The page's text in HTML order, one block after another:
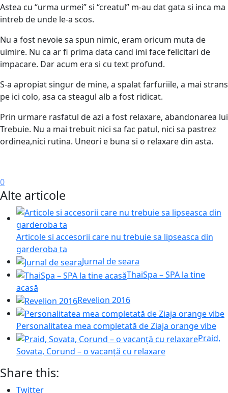
Astea cu “urma urmei” si “creatul” m-au dat gata si inca ma
intreb de unde le-a scos.
Nu a fost nevoie sa spun nimic, eram oricum muta de
uimire. Nu ca ar fi prima data cand imi face felicitari de
impacare. Dar acum era si cu text profund.
S-a apropiat singur de mine, a spalat farfuriile, a mai strans
pe ici colo, asa ca steagul alb a fost ridicat.
Prin urmare rasfatul de azi a fost relaxare, abandonarea lui
Trebuie. Nu a mai trebuit nici sa fac patul, nici sa pastrez
ordinea,nici rutina. Uneori e buna si o relaxare din asta.
0
Alte articole
Articole si accesorii care nu trebuie sa lipseasca din
garderoba ta
Jurnal de seara
ThaiSpa – SPA la tine
acasă
Revelion 2016
Personalitatea mea completată de Ziaja orange vibe
Praid,
Sovata, Corund – o vacanță cu relaxare
Share this:
Twitter